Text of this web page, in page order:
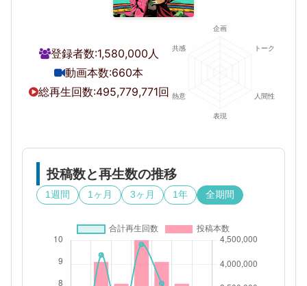
登録者数:1,580,000人
動画本数:660本
総再生回数:495,779,771回
投稿数と再生数の推移
1週間 1ヶ月 3ヶ月 1年 全期間